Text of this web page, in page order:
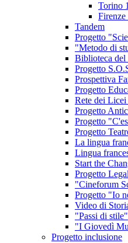
Torino
Tandem
Progetto
"Metodo di
Biblioteca
Progetto
Prospettiva
Progetto
Rete dei
Progetto
Progetto
Progetto
La lingua
Lingua
Start the
Progetto
"Cineforum
Progetto "Io
Video di
"Passi di stile"
"I Giovedì
Progetto inclusione